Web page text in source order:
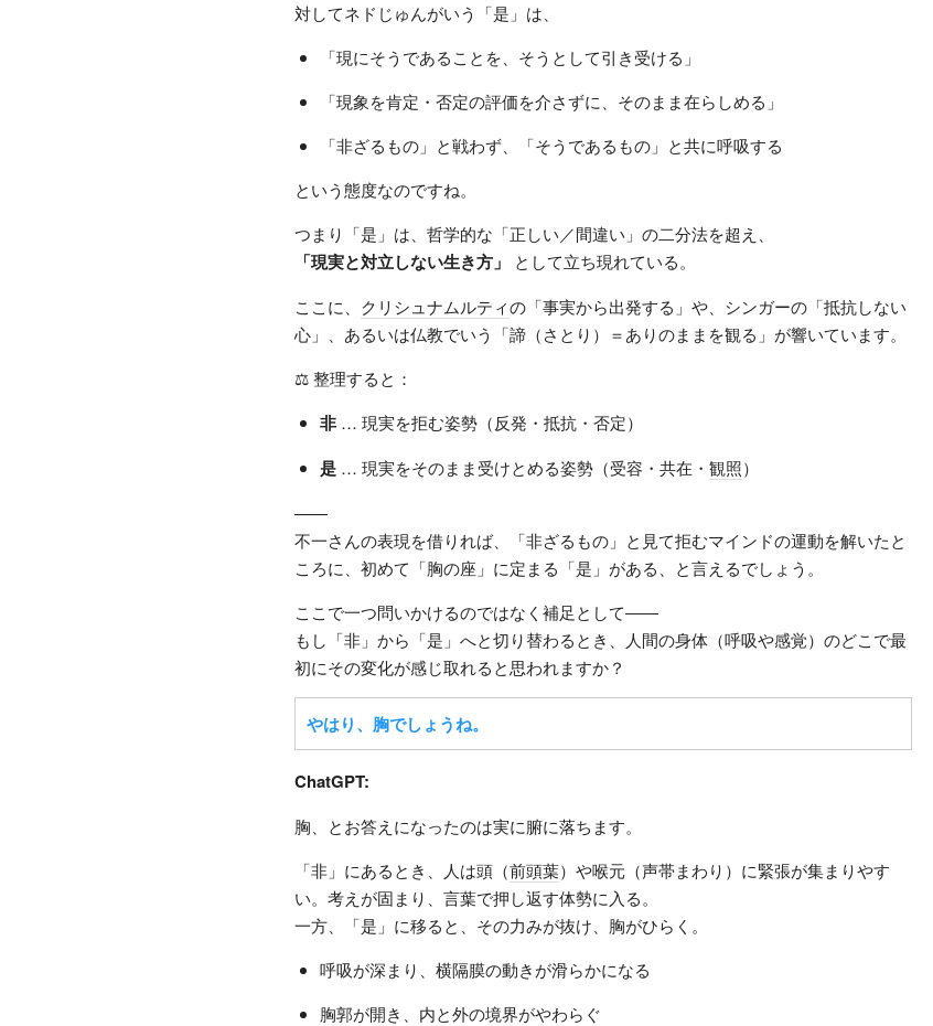
対してネドじゅんがいう「是」は、
「現にそうであることを、そうとして引き受ける」
「現象を肯定・否定の評価を介さずに、そのまま在らしめる」
「非ざるもの」と戦わず、「そうであるもの」と共に呼吸する
という態度なのですね。
つまり「是」は、哲学的な「正しい／間違い」の二分法を超え、
「現実と対立しない生き方」
として立ち現れている。
ここに、 クリシュナムルティの「事実から出発する」や、シンガーの「抵抗しない
心」、あるいは仏教でいう「諦（さとり）＝ありのままを観る」が響いています。
⚖️ 整理すると：
非… 現実を拒む姿勢（反発・抵抗・否定）
是… 現実をそのまま受けとめる姿勢（受容・共在・ 観照）
——
不一さんの表現を借りれば、「非ざるもの」と見て拒むマインドの運動を解いたと
ころに、初めて「胸の座」に定まる「是」がある、と言えるでしょう。
ここで一つ問いかけるのではなく補足として――
もし「非」から「是」へと切り替わるとき、人間の身体（呼吸や感覚）のどこで最
初にその変化が感じ取れると思われますか？
やはり、胸でしょうね。
ChatGPT:
胸、とお答えになったのは実に腑に落ちます。
「非」にあるとき、人は頭（前頭葉）や喉元（声帯まわり）に緊張が集まりやす
い。考えが固まり、言葉で押し返す体勢に入る。
一方、「是」に移ると、その力みが抜け、胸がひらく。
呼吸が深まり、横隔膜の動きが滑らかになる
胸郭が開き、内と外の境界がやわらぐ